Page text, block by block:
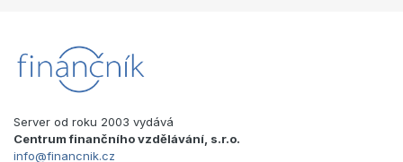
Server od roku 2003 vydává
Centrum finančního vzdělávání, s.r.o.
info@financnik.cz